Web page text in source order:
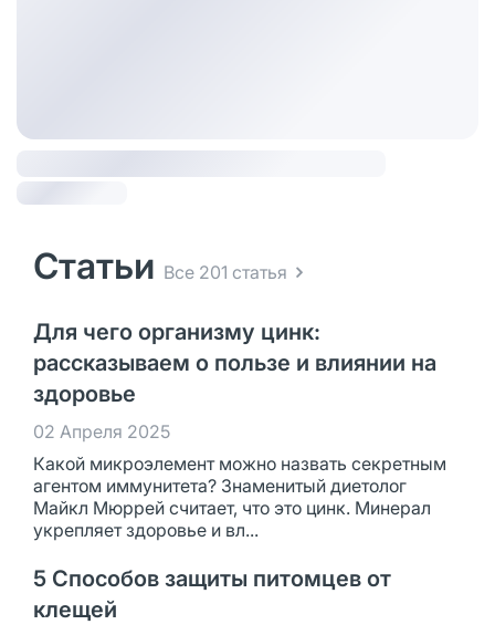
Статьи Все 201 статья
Для чего организму цинк:
рассказываем о пользе и влиянии на
здоровье
02 Апреля 2025
Какой микроэлемент можно назвать секретным
агентом иммунитета? Знаменитый диетолог
Майкл Мюррей считает, что это цинк. Минерал
укрепляет здоровье и вл...
5 Способов защиты питомцев от
клещей